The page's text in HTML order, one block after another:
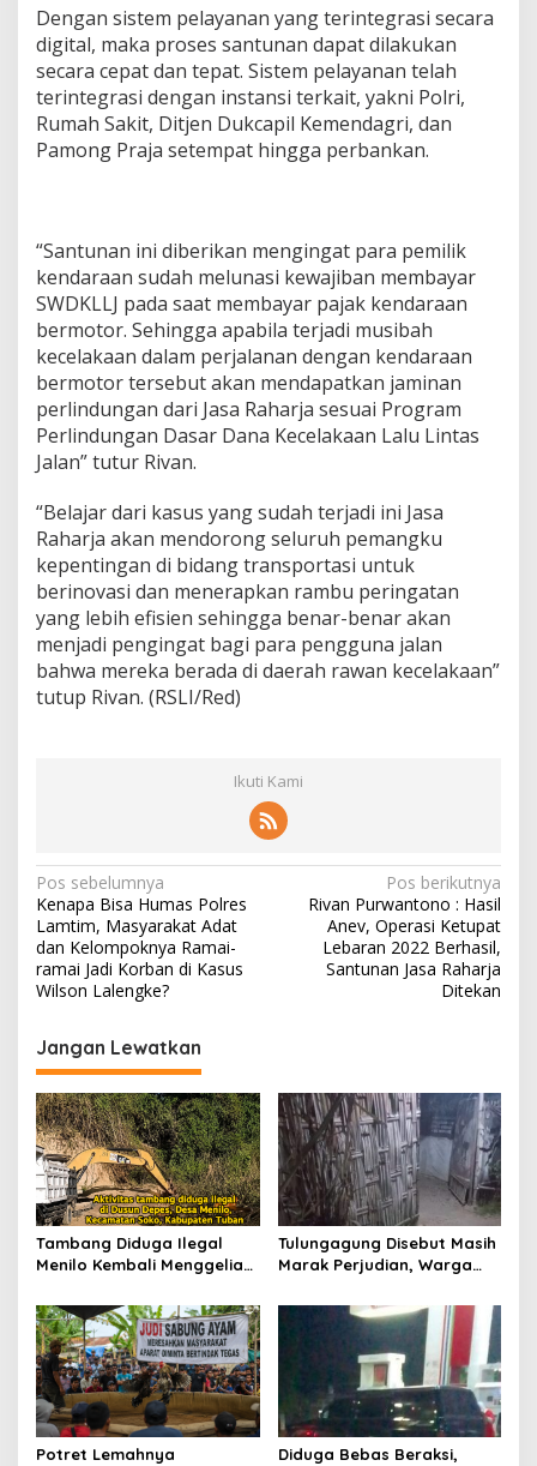
Dengan sistem pelayanan yang terintegrasi secara
digital, maka proses santunan dapat dilakukan
secara cepat dan tepat. Sistem pelayanan telah
terintegrasi dengan instansi terkait, yakni Polri,
Rumah Sakit, Ditjen Dukcapil Kemendagri, dan
Pamong Praja setempat hingga perbankan.
“Santunan ini diberikan mengingat para pemilik
kendaraan sudah melunasi kewajiban membayar
SWDKLLJ pada saat membayar pajak kendaraan
bermotor. Sehingga apabila terjadi musibah
kecelakaan dalam perjalanan dengan kendaraan
bermotor tersebut akan mendapatkan jaminan
perlindungan dari Jasa Raharja sesuai Program
Perlindungan Dasar Dana Kecelakaan Lalu Lintas
Jalan” tutur Rivan.
“Belajar dari kasus yang sudah terjadi ini Jasa
Raharja akan mendorong seluruh pemangku
kepentingan di bidang transportasi untuk
berinovasi dan menerapkan rambu peringatan
yang lebih efisien sehingga benar-benar akan
menjadi pengingat bagi para pengguna jalan
bahwa mereka berada di daerah rawan kecelakaan”
tutup Rivan. (RSLI/Red)
Ikuti Kami
N
a
v
i
a
s
i
p
o
s
Pos sebelumnya
Kenapa Bisa Humas Polres
Lamtim, Masyarakat Adat
dan Kelompoknya Ramai-
ramai Jadi Korban di Kasus
Wilson Lalengke?
Pos berikutnya
Rivan Purwantono : Hasil
Anev, Operasi Ketupat
Lebaran 2022 Berhasil,
Santunan Jasa Raharja
Ditekan
Jangan Lewatkan
Tambang Diduga Ilegal
Menilo Kembali Menggeliat,
Soroti Dugaan Pembiaran
Tulungagung Disebut Masih
Marak Perjudian, Warga
hingga Usut Dugaan Beking
Potret Lemahnya Diduga Bebas Beraksi,